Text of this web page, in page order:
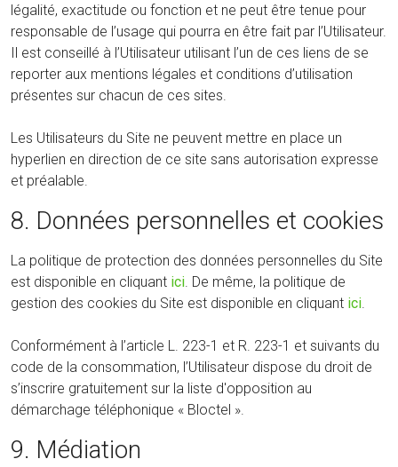
légalité, exactitude ou fonction et ne peut être tenue pour
responsable de l’usage qui pourra en être fait par l’Utilisateur.
Il est conseillé à l’Utilisateur utilisant l’un de ces liens de se
reporter aux mentions légales et conditions d’utilisation
présentes sur chacun de ces sites.
Les Utilisateurs du Site ne peuvent mettre en place un
hyperlien en direction de ce site sans autorisation expresse
et préalable.
8. Données personnelles et cookies
La politique de protection des données personnelles du Site
est disponible en cliquant ici . De même, la politique de
gestion des cookies du Site est disponible en cliquant ici
Conformément à l’article L. 223-1 et R. 223-1 et suivants du
code de la consommation, l’Utilisateur dispose du droit de
s’inscrire gratuitement sur la liste d'opposition au
démarchage téléphonique « Bloctel ».
9. Médiation